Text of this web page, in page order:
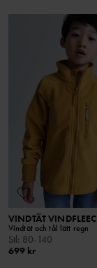
VINDTÄT
Vindtät och tål lätt regn
Stl : 80-140
699 kr